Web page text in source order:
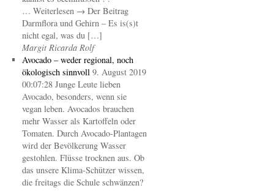
… Weiterlesen → Der Beitrag
Darmflora und Gehirn – Es is(s)t
nicht egal, was du […]
Margit Ricarda Rolf
Avocado – weder regional, noch
ökologisch sinnvoll 9. August 2019
00:07:28 Junge Leute lieben
Avocado, besonders, wenn sie
vegan leben. Avocados brauchen
mehr Wasser als Kartoffeln oder
Tomaten. Durch Avocado-Plantagen
wird der Bevölkerung Wasser
gestohlen. Flüsse trocknen aus. Ob
das unsere Klima-Schützer wissen,
die freitags die Schule schwänzen?